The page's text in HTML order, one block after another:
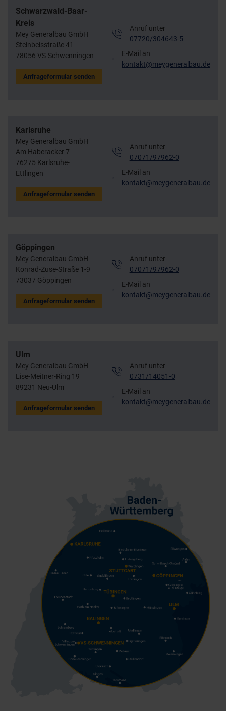
Schwarzwald-Baar-
Kreis
Mey Generalbau GmbH
Steinbeisstraße 41
78056 VS-Schwenningen
Anfrageformular senden
Anruf unter
07720/304643-5
E-Mail an
kontakt@meygeneralbau.de
Karlsruhe
Mey Generalbau GmbH
Am Haberacker 7
76275 Karlsruhe-
Ettlingen
Anfrageformular senden
Anruf unter
07071/97962-0
E-Mail an
kontakt@meygeneralbau.de
Göppingen
Mey Generalbau GmbH
Konrad-Zuse-Straße 1-9
73037 Göppingen
Anfrageformular senden
Anruf unter
07071/97962-0
E-Mail an
kontakt@meygeneralbau.de
Ulm
Mey Generalbau GmbH
Lise-Meitner-Ring 19
89231 Neu-Ulm
Anfrageformular senden
Anruf unter
0731/14051-0
E-Mail an
kontakt@meygeneralbau.de